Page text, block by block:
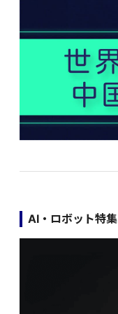
AI・ロボット特集